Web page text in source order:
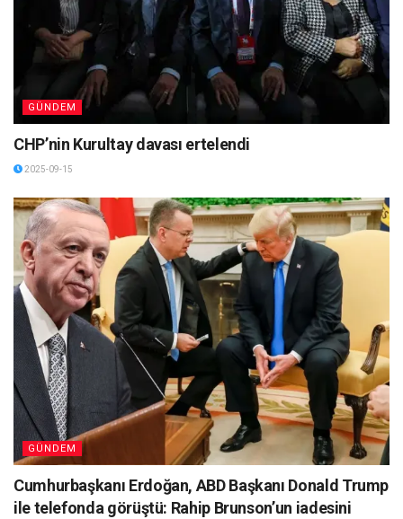
GÜNDEM
CHP’nin Kurultay davası ertelendi
2025-09-15
GÜNDEM
Cumhurbaşkanı Erdoğan, ABD Başkanı Donald Trump
ile telefonda görüştü: Rahip Brunson’un iadesini